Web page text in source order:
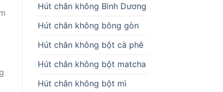
Hút chân không Bình Dương
Hút chân không bông gòn
Hút chân không bột cà phê
Hút chân không bột matcha
Hút chân không bột mì